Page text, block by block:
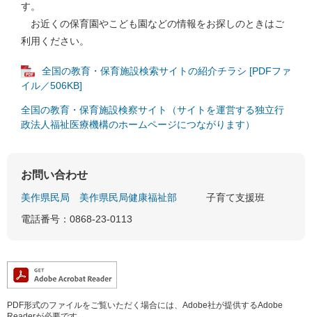
す。
お近くの保育園やこども園などの情報をお探しのときはご
利用ください。
全国の教育・保育施設検索サイトの紹介チラシ [PDFファ
イル／506KB]
全国の教育・保育施設検察サイト（サイトを運営する独立行
政法人福祉医療機構のホームページにつながります）
お問い合わせ
美作県民局 美作県民局健康福祉部
子育て支援班
電話番号：0868-23-0113
PDF形式のファイルをご覧いただく場合には、Adobe社が提供するAdobe